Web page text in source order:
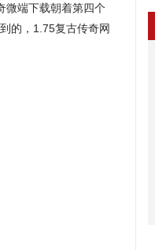
微端下载朝着第四个
的，1.75复古传奇网